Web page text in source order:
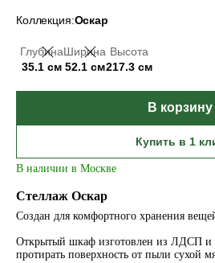
Коллекция:Оскар
Глубина
35.1 см
Ширина
52.1 см
Высота
217.3 см
В корзину
Купить в 1
В наличии в Москве
Стеллаж Оскар
Создан для комфортного хранения
Открытый шкаф изготовлен из ЛДСП и
протирать поверхность от пыли сухой